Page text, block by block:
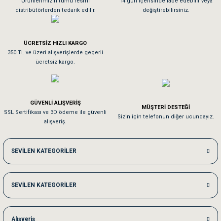
Tavşanım kafesinin kalitesine ve paketlemesine bayıldım
Sa**** On******
Kedilerim beğeniyorlar. Memnunuz. Uygun fiyatta olması iyi.
Me***** Ya******
Akşam verdiğim sipariş bir sonraki gün elime ulaştı. Jack russell köpeğim
Ka***** Ar******
Ufak bir sorun harici sorun olmadı sağolsunlar onuda hemen çözdüler
distribütörlerden tedarik edilir.
değiştirebilirsiniz.
ÜCRETSİZ HIZLI KARGO
350 TL ve üzeri alışverişlerde geçerli
ücretsiz kargo.
GÜVENLİ ALIŞVERİŞ
SSL Sertifikası ve 3D ödeme ile güvenli
alışveriş.
MÜŞTERİ DESTEĞİ
Sizin için telefonun diğer ucundayız.
SEVİLEN KATEGORİLER
SEVİLEN KATEGORİLER
Alışveriş